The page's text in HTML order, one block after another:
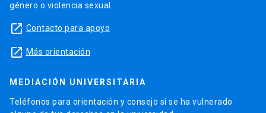
género o violencia sexual.
launch Contacto para apoyo
launch Más orientación
MEDIACIÓN UNIVERSITARIA
Teléfonos para orientación y consejo si se ha vulnerado